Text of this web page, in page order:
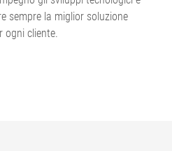
sempre la miglior soluzione
ogni cliente.